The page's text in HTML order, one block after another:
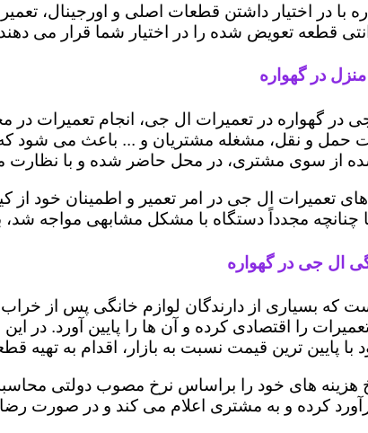
با در اختیار داشتن قطعات اصلی و اورجینال،
قطعه تعویض شده را در اختیار شما قرار می
در گهواره
در گهواره در تعمیرات ال جی، انجام
حمل و نقل، مشغله مشتریان و ... باعث می شود که
از سوی مشتری، در محل حاضر شده و با نظارت
تعمیرات ال جی در امر تعمیر و اطمینان خود
چنانچه مجدداً دستگاه با مشکل مشابهی مواجه
ال جی در گهواره
است که بسیاری از دارندگان لوازم خانگی پس از
را اقتصادی کرده و آن ها را پایین آورد.
با پایین ترین قیمت نسبت به بازار، اقدام به تهیه
های خود را براساس نرخ مصوب دولتی محاسبه
برآورد کرده و به مشتری اعلام می کند و در